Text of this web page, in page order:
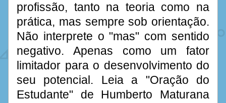
profissão, tanto na teoria como na
prática, mas sempre sob orientação.
Não interprete o "mas" com sentido
negativo. Apenas como um fator
limitador para o desenvolvimento do
seu potencial. Leia a "Oração do
Estudante" de Humberto Maturana